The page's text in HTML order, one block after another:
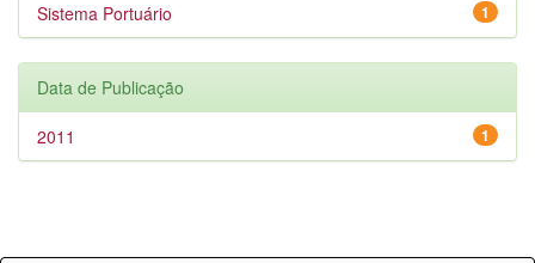
1
Sistema Portuário
Data de Publicação
1
2011